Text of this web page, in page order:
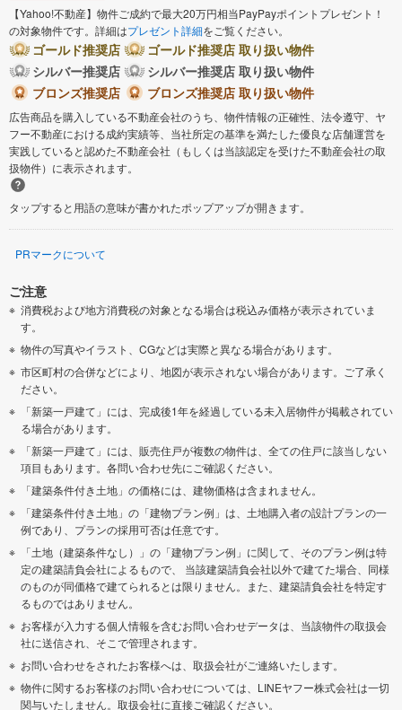
【Yahoo!不動産】物件ご成約で最大20万円相当PayPayポイントプレゼント！
の対象物件です。詳細はプレゼント詳細をご覧ください。
ゴールド推奨店
ゴールド推奨店 取り扱い物件
シルバー推奨店
シルバー推奨店 取り扱い物件
ブロンズ推奨店
ブロンズ推奨店 取り扱い物件
広告商品を購入している不動産会社のうち、物件情報の正確性、法令遵守、ヤ
フー不動産における成約実績等、当社所定の基準を満たした優良な店舗運営を
実践していると認めた不動産会社（もしくは当該認定を受けた不動産会社の取
扱物件）に表示されます。
タップすると用語の意味が書かれたポップアップが開きます。
PRマークについて
ご注意
消費税および地方消費税の対象となる場合は税込み価格が表示されていま
す。
物件の写真やイラスト、CGなどは実際と異なる場合があります。
市区町村の合併などにより、地図が表示されない場合があります。ご了承く
ださい。
「新築一戸建て」には、完成後1年を経過している未入居物件が掲載されてい
る場合があります。
「新築一戸建て」には、販売住戸が複数の物件は、全ての住戸に該当しない
項目もあります。各問い合わせ先にご確認ください。
「建築条件付き土地」の価格には、建物価格は含まれません。
「建築条件付き土地」の「建物プラン例」は、土地購入者の設計プランの一
例であり、プランの採用可否は任意です。
「土地（建築条件なし）」の「建物プラン例」に関して、そのプラン例は特
定の建築請負会社によるもので、 当該建築請負会社以外で建てた場合、同様
のものが同価格で建てられるとは限りません。また、建築請負会社を特定す
るものではありません。
お客様が入力する個人情報を含むお問い合わせデータは、当該物件の取扱会
社に送信され、そこで管理されます。
お問い合わせをされたお客様へは、取扱会社がご連絡いたします。
物件に関するお客様のお問い合わせについては、LINEヤフー株式会社は一切
関与いたしません。取扱会社に直接ご確認ください。